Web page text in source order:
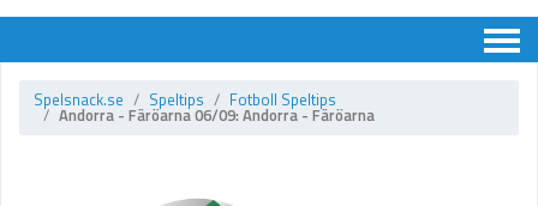
Speltips
Spelsnack.se Speltips Fotboll Speltips
Andorra - Färöarna 06/09: Andorra - Färöarna